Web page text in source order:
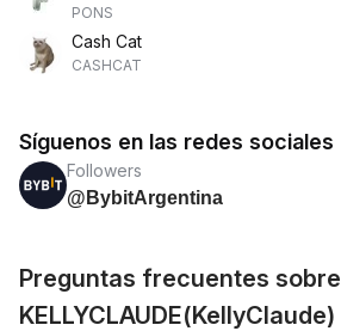
PONS
Cash Cat
CASHCAT
Síguenos en las redes sociales
Followers
@BybitArgentina
Preguntas frecuentes sobre
KELLYCLAUDE(KellyClaude)